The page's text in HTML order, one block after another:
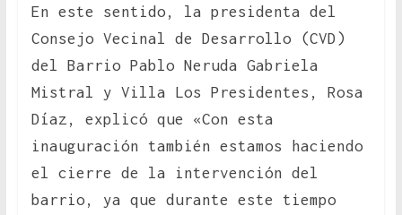
En este sentido, la presidenta del
Consejo Vecinal de Desarrollo (CVD)
del Barrio Pablo Neruda Gabriela
Mistral y Villa Los Presidentes, Rosa
Díaz, explicó que «Con esta
inauguración también estamos haciendo
el cierre de la intervención del
barrio, ya que durante este tiempo